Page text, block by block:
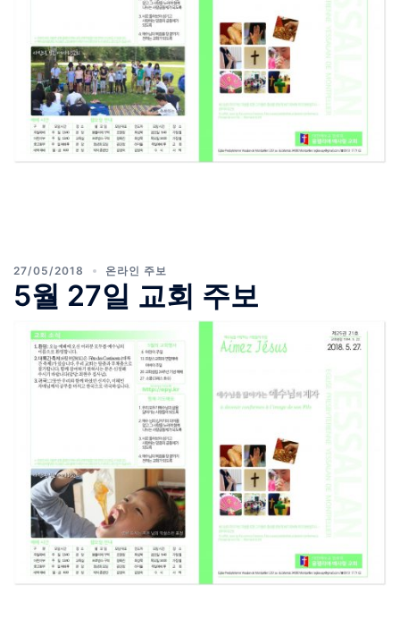
27/05/2018 온라인 주보
5월 27일 교회 주보